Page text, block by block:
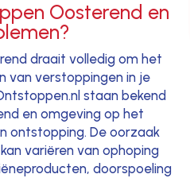
Oosterend en
draait volledig om het
van verstoppingen in je
staan bekend
en omgeving op het
ontstopping. De oorzaak
variëren van ophoping
doorspoeling